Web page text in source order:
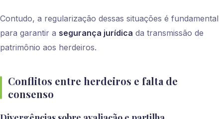
Contudo, a regularização dessas situações é fundamental
para garantir a segurança jurídica da transmissão de
patrimônio aos herdeiros.
Conflitos entre herdeiros e falta de
consenso